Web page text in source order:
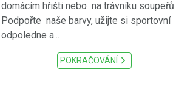
domácím hřišti nebo na trávníku soupeřů.
Podpořte naše barvy, užijte si sportovní
odpoledne a...
POKRAČOVÁNÍ